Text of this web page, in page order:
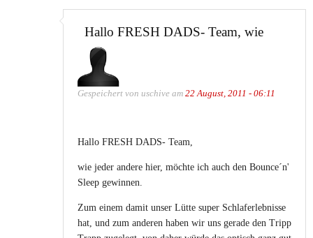
Hallo FRESH DADS- Team, wie
Gespeichert von uschive am 22 August, 2011 - 06:11
Hallo FRESH DADS- Team,
wie jeder andere hier, möchte ich auch den Bounce´n'
Sleep gewinnen.
Zum einem damit unser Lütte super Schlaferlebnisse
hat, und zum anderen haben wir uns gerade den Tripp